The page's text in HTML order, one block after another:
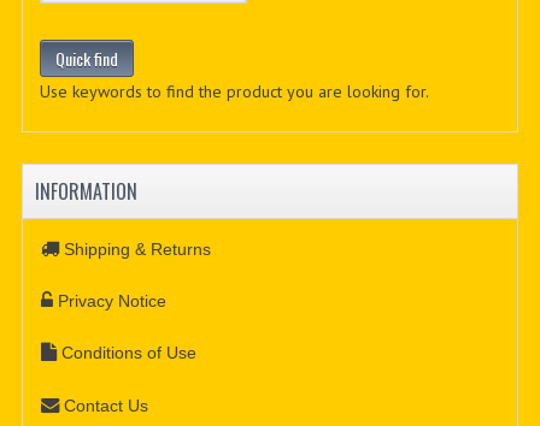
Use keywords to find the product you are looking for.
INFORMATION
Shipping & Returns
Privacy Notice
Conditions of Use
Contact Us